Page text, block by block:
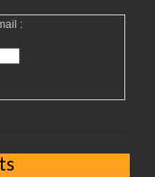
: